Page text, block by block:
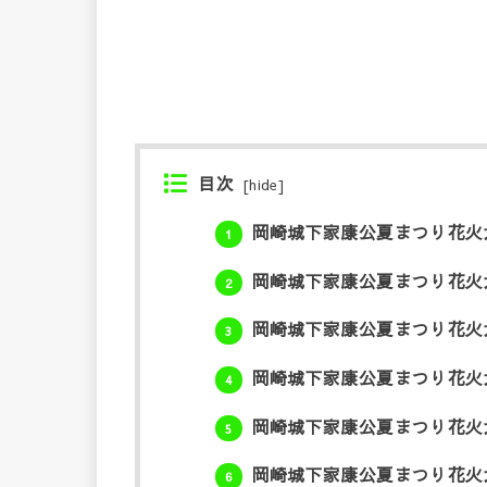
目次 [hide]
1 岡崎城下家康公夏まつり花
2 岡崎城下家康公夏まつり花
3 岡崎城下家康公夏まつり花
4 岡崎城下家康公夏まつり花
5 岡崎城下家康公夏まつり花
6 岡崎城下家康公夏まつり花